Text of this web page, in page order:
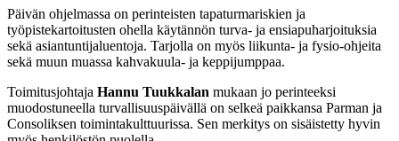
Päivän ohjelmassa on perinteisten tapaturmariskien ja
työpistekartoitusten ohella käytännön turva- ja ensiapuharjoituksia
sekä asiantuntijaluentoja. Tarjolla on myös liikunta- ja fysio-ohjeita
sekä muun muassa kahvakuula- ja keppijumppaa.
Toimitusjohtaja Hannu Tuukkalan mukaan jo perinteeksi
muodostuneella turvallisuuspäivällä on selkeä paikkansa Parman ja
Consoliksen toimintakulttuurissa. Sen merkitys on sisäistetty hyvin